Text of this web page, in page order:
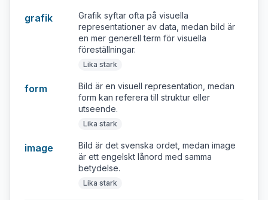
grafik
Grafik syftar ofta på visuella
representationer av data, medan bild är
en mer generell term för visuella
föreställningar.
Lika stark
form
Bild är en visuell representation, medan
form kan referera till struktur eller
utseende.
Lika stark
image
Bild är det svenska ordet, medan image
är ett engelskt lånord med samma
betydelse.
Lika stark